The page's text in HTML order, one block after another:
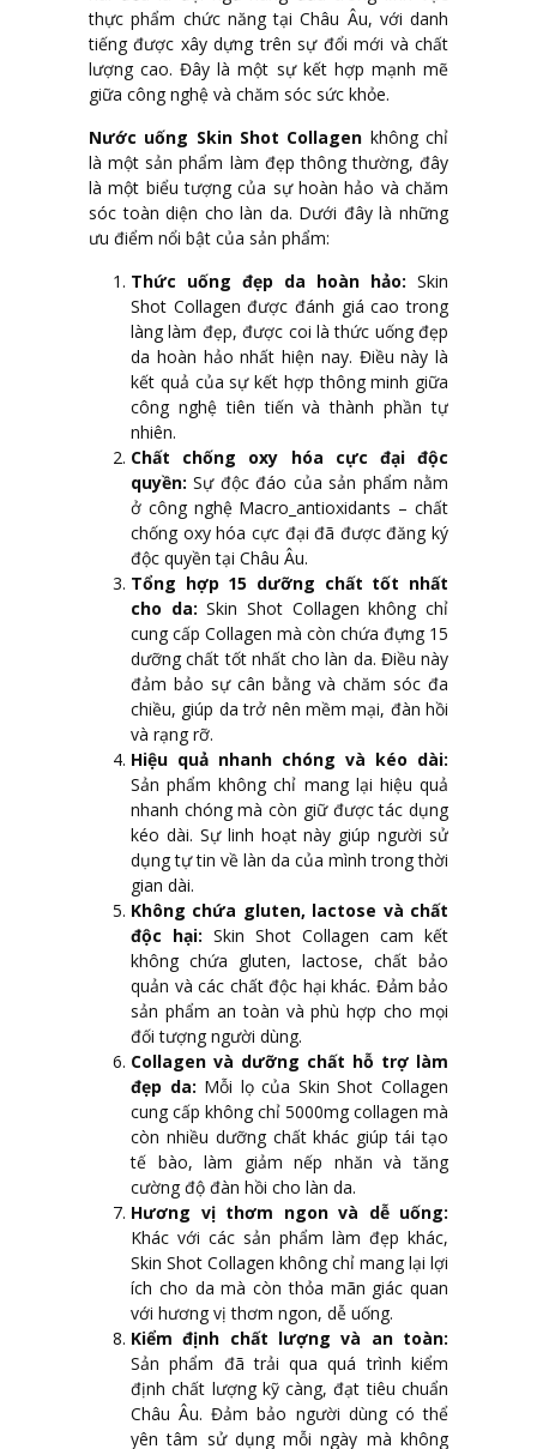
thực phẩm chức năng tại Châu Âu, với danh
tiếng được xây dựng trên sự đổi mới và chất
lượng cao. Đây là một sự kết hợp mạnh mẽ
giữa công nghệ và chăm sóc sức khỏe.
Nước uống Skin Shot Collagen không chỉ
là một sản phẩm làm đẹp thông thường, đây
là một biểu tượng của sự hoàn hảo và chăm
sóc toàn diện cho làn da. Dưới đây là những
ưu điểm nổi bật của sản phẩm:
Thức uống đẹp da hoàn hảo: Skin
Shot Collagen được đánh giá cao trong
làng làm đẹp, được coi là thức uống đẹp
da hoàn hảo nhất hiện nay. Điều này là
kết quả của sự kết hợp thông minh giữa
công nghệ tiên tiến và thành phần tự
nhiên.
Chất chống oxy hóa cực đại độc
quyền: Sự độc đáo của sản phẩm nằm
ở công nghệ Macro_antioxidants – chất
chống oxy hóa cực đại đã được đăng ký
độc quyền tại Châu Âu.
Tổng hợp 15 dưỡng chất tốt nhất
cho da: Skin Shot Collagen không chỉ
cung cấp Collagen mà còn chứa đựng 15
dưỡng chất tốt nhất cho làn da. Điều này
đảm bảo sự cân bằng và chăm sóc đa
chiều, giúp da trở nên mềm mại, đàn hồi
và rạng rỡ.
Hiệu quả nhanh chóng và kéo dài:
Sản phẩm không chỉ mang lại hiệu quả
nhanh chóng mà còn giữ được tác dụng
kéo dài. Sự linh hoạt này giúp người sử
dụng tự tin về làn da của mình trong thời
gian dài.
Không chứa gluten, lactose và chất
độc hại: Skin Shot Collagen cam kết
không chứa gluten, lactose, chất bảo
quản và các chất độc hại khác. Đảm bảo
sản phẩm an toàn và phù hợp cho mọi
đối tượng người dùng.
Collagen và dưỡng chất hỗ trợ làm
đẹp da: Mỗi lọ của Skin Shot Collagen
cung cấp không chỉ 5000mg collagen mà
còn nhiều dưỡng chất khác giúp tái tạo
tế bào, làm giảm nếp nhăn và tăng
cường độ đàn hồi cho làn da.
Hương vị thơm ngon và dễ uống:
Khác với các sản phẩm làm đẹp khác,
Skin Shot Collagen không chỉ mang lại lợi
ích cho da mà còn thỏa mãn giác quan
với hương vị thơm ngon, dễ uống.
Kiểm định chất lượng và an toàn:
Sản phẩm đã trải qua quá trình kiểm
định chất lượng kỹ càng, đạt tiêu chuẩn
Châu Âu. Đảm bảo người dùng có thể
yên tâm sử dụng mỗi ngày mà không